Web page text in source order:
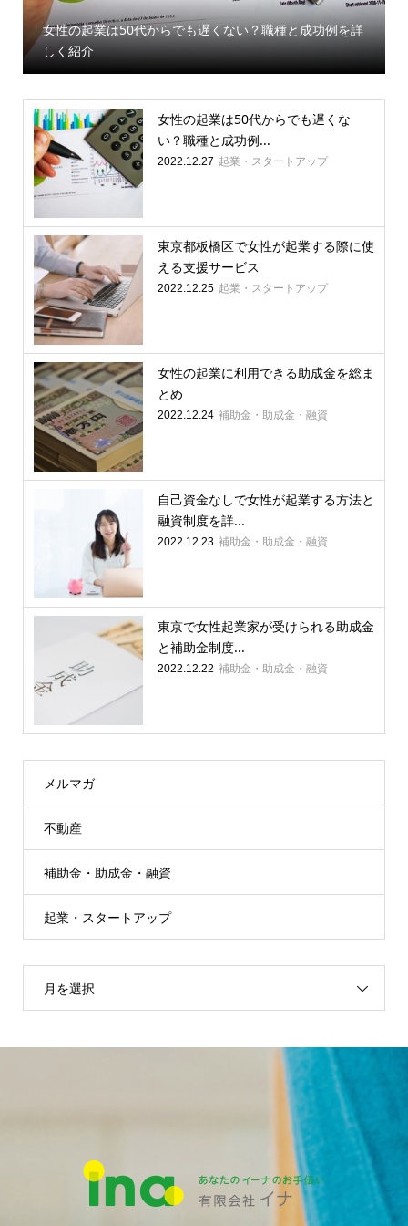
女性の起業は50代からでも遅くない？職種と成功例を詳
しく紹介
女性の起業は50代からでも遅くな
い？職種と成功例...
2022.12.27 起業・スタートアップ
東京都板橋区で女性が起業する際に使
える支援サービス
2022.12.25 起業・スタートアップ
女性の起業に利用できる助成金を総ま
とめ
2022.12.24 補助金・助成金・融資
自己資金なしで女性が起業する方法と
融資制度を詳...
2022.12.23 補助金・助成金・融資
東京で女性起業家が受けられる助成金
と補助金制度...
2022.12.22 補助金・助成金・融資
メルマガ
不動産
補助金・助成金・融資
起業・スタートアップ
月を選択